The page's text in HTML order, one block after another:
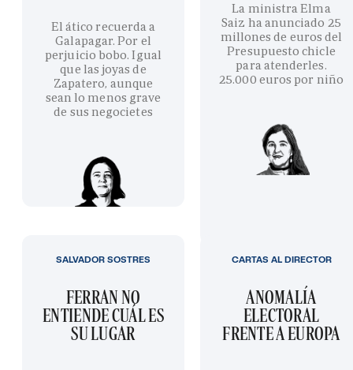
El ático recuerda a
Galapagar. Por el
perjuicio bobo. Igual
que las joyas de
Zapatero, aunque
sean lo menos grave
de sus negocietes
La ministra Elma
Saiz ha anunciado 25
millones de euros del
Presupuesto chicle
para atenderles.
25.000 euros por niño
FERRAN NO
ENTIENDE CUÁL ES
SU LUGAR
SALVADOR SOSTRES
ANOMALÍA
ELECTORAL
FRENTE A EUROPA
CARTAS AL DIRECTOR